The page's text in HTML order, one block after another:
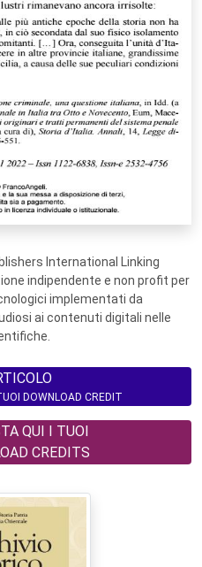
International Linking
indipendente e non profit per
implementati da
ai contenuti digitali nelle
DOWNLOAD CREDIT
QUI I TUOI
CREDITS